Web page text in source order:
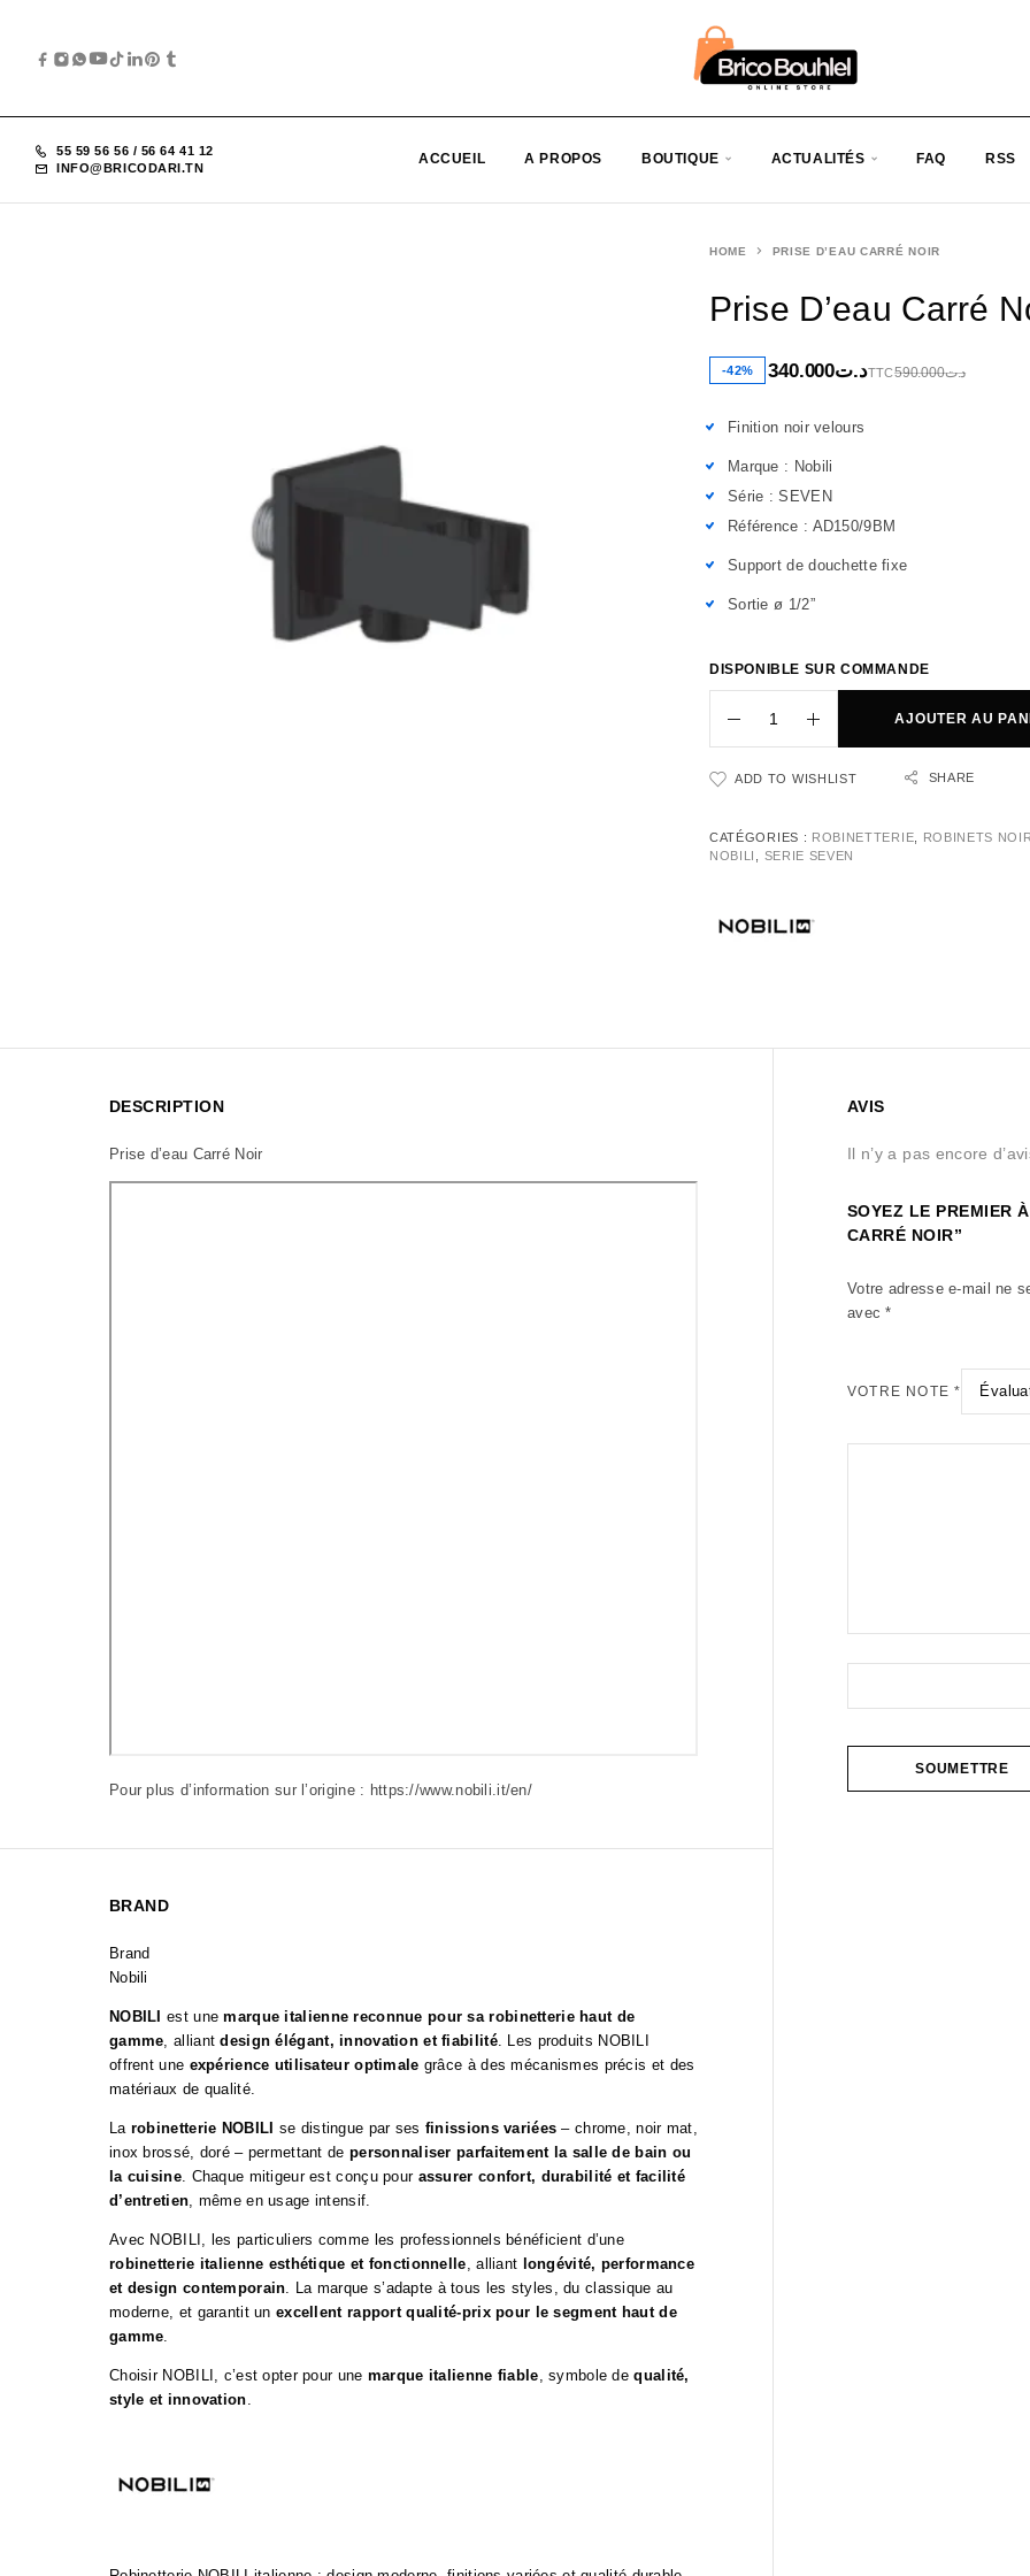
55 59 56 56 / 56 64 41 12
INFO@BRICODARI.TN
ACCUEIL A PROPOS BOUTIQUE ACTUALITÉS FAQ RSS
HOME PRISE D’EAU CARRÉ NOIR
Prise D’eau Carré
-42% د.ت590.000 د.ت340.000 TTC
Finition noir velours
Marque : Nobili
Série : SEVEN
Référence : AD150/9BM
Support de douchette fixe
Sortie ø 1/2”
DISPONIBLE SUR COMMANDE
AJOUTER AU
ADD TO WISHLIST SHARE
CATÉGORIES : ROBINETTERIE,
ROBINETS NOIR
NOBILI , SERIE SEVEN
DESCRIPTION
Prise d’eau Carré Noir
Pour plus d’information sur l’origine : https://www.nobili.it/en/
BRAND
Brand
Nobili
NOBILI est unemarque italienne reconnue pour sa robinetterie haut de
gamme, alliantdesign élégant, innovation et fiabilité. Les produits NOBILI
offrent une expérience utilisateur optimale grâce à des mécanismes précis et des
matériaux de qualité.
La robinetterie NOBILI se distingue par ses finissions variées – chrome, noir mat,
inox brossé, doré – permettant de personnaliser parfaitement la salle de bain ou
la cuisine. Chaque mitigeur est conçu pour assurer confort, durabilité et facilité
d’entretien, même en usage intensif.
Avec NOBILI, les particuliers comme les professionnels bénéficient d’une
robinetterie italienne esthétique et fonctionnelle, alliant longévité, performance
et design contemporain. La marque s’adapte à tous les styles, du classique au
moderne, et garantit unexcellent rapport qualité-prix pour le segment haut de
gamme.
Choisir NOBILI, c’est opter pour une marque italienne fiable, symbole dequalité,
style et innovation.
AVIS
Il n’y a pas encore
SOYEZ LE PREMIER
CARRÉ NOIR”
Votre adresse e-mail ne
avec*
VOTRE NOTE*